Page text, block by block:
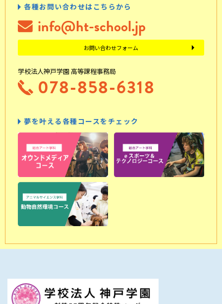
各種お問い合わせはこちらから
info@ht-school.jp
お問い合わせフォーム
学校法人神戸学園 高等課程事務局
078-858-6318
夢を叶える各種コースをチェック